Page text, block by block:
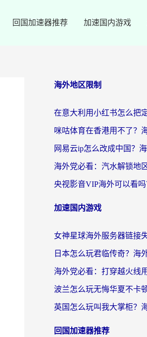
回国加速器推荐 加速国内游戏
海外地区限制
加速国内游戏
回国加速器推荐